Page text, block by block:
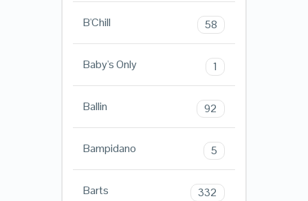
B'Chill 58
Baby's Only 1
Ballin 92
Bampidano 5
Barts 332